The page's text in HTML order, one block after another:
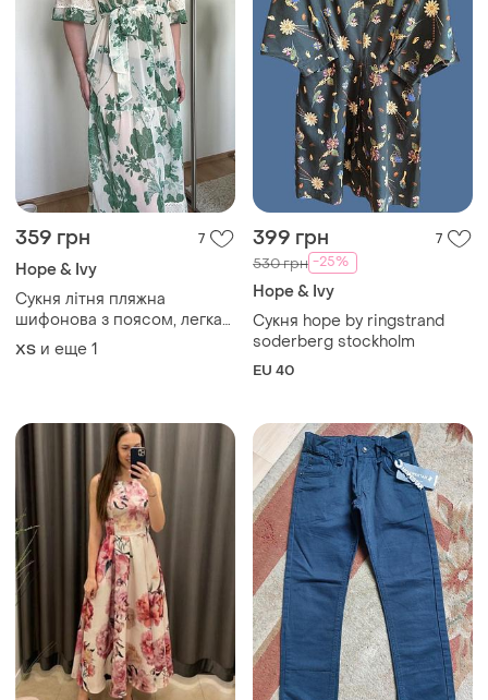
359 грн 7
Hope & Ivy
Сукня літня пляжна
шифонова з поясом, легка
та повітряна hope and ivy
(реальні фото)
ХS и еще 1
399 грн 7
530 грн -25%
Hope & Ivy
Сукня hope by ringstrand
soderberg stockholm
EU 40